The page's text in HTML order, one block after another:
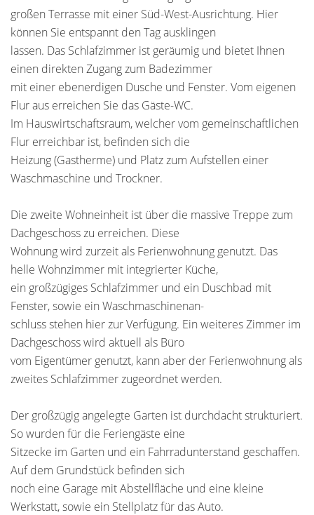
großen Terrasse mit einer Süd-West-Ausrichtung. Hier
können Sie entspannt den Tag ausklingen
lassen. Das Schlafzimmer ist geräumig und bietet Ihnen
einen direkten Zugang zum Badezimmer
mit einer ebenerdigen Dusche und Fenster. Vom eigenen
Flur aus erreichen Sie das Gäste-WC.
Im Hauswirtschaftsraum, welcher vom gemeinschaftlichen
Flur erreichbar ist, befinden sich die
Heizung (Gastherme) und Platz zum Aufstellen einer
Waschmaschine und Trockner.
Die zweite Wohneinheit ist über die massive Treppe zum
Dachgeschoss zu erreichen. Diese
Wohnung wird zurzeit als Ferienwohnung genutzt. Das
helle Wohnzimmer mit integrierter Küche,
ein großzügiges Schlafzimmer und ein Duschbad mit
Fenster, sowie ein Waschmaschinenan-
schluss stehen hier zur Verfügung. Ein weiteres Zimmer im
Dachgeschoss wird aktuell als Büro
vom Eigentümer genutzt, kann aber der Ferienwohnung als
zweites Schlafzimmer zugeordnet werden.
Der großzügig angelegte Garten ist durchdacht strukturiert.
So wurden für die Feriengäste eine
Sitzecke im Garten und ein Fahrradunterstand geschaffen.
Auf dem Grundstück befinden sich
noch eine Garage mit Abstellfläche und eine kleine
Werkstatt, sowie ein Stellplatz für das Auto.